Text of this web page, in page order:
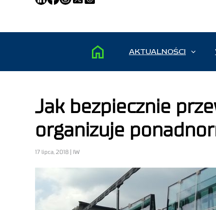
AKTUALNOŚCI
Jak bezpiecznie
organizuje
17 lipca, 2018 | IW